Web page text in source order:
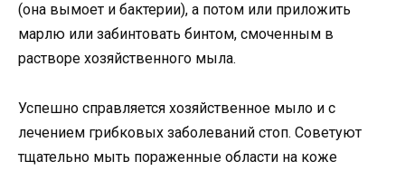
(она вымоет и бактерии), а потом или приложить
марлю или забинтовать бинтом, смоченным в
растворе хозяйственного мыла.
Успешно справляется хозяйственное мыло и с
лечением грибковых заболеваний стоп. Советуют
тщательно мыть пораженные области на коже